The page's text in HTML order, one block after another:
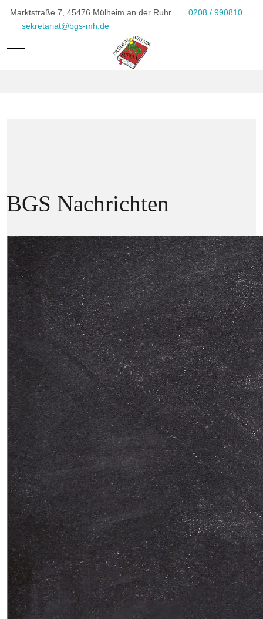
Marktstraße 7, 45476 Mülheim an der Ruhr
0208 / 990810
sekretariat@bgs-mh.de
Mobile Menu Toggle
BGS Nachrichten
BGS Nachrichten Juli 2026
Verkehrsfest 2026
BGS Nachrichten Juni 2026
BGS Nachrichten Mai 2026
BGS Nachrichten April 2026
BGS Nachrichten März 2026
BGS Nachrichten Februar 2026
BGS Nachrichten Januar 2026
BGS Nachrichten Dezember 2025